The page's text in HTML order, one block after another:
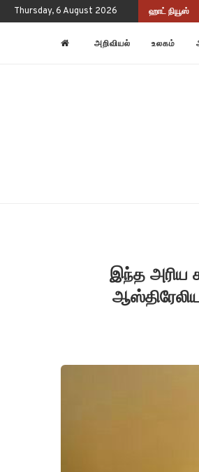
Thursday, 6 August 2026 ஹாட் நியூஸ்
அறிவியல் உலகம்
இந்த அரிய